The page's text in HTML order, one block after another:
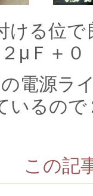
ける位
μＦ＋０
電源ラ
いるの
この記